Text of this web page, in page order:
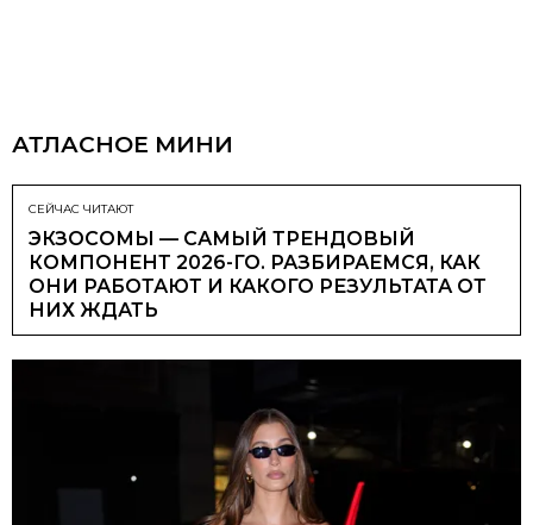
АТЛАСНОЕ МИНИ
СЕЙЧАС ЧИТАЮТ
ЭКЗОСОМЫ — САМЫЙ ТРЕНДОВЫЙ
КОМПОНЕНТ 2026-ГО. РАЗБИРАЕМСЯ, КАК
ОНИ РАБОТАЮТ И КАКОГО РЕЗУЛЬТАТА ОТ
НИХ ЖДАТЬ